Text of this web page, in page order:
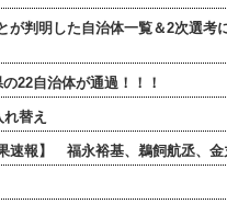
判明した自治体一覧＆2次選考
22自治体が通過！！！
替え
報】 福永裕基、鵜飼航丞、金